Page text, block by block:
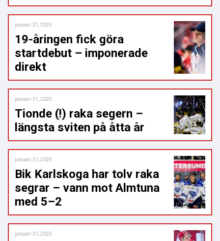
januari 31, 2025
19-åringen fick göra
startdebut – imponerade
direkt
januari 31, 2025
Tionde (!) raka segern –
längsta sviten på åtta år
januari 31, 2025
Bik Karlskoga har tolv raka
segrar – vann mot Almtuna
med 5–2
januari 31, 2025